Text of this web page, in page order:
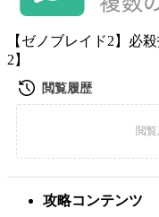
【ゼノブレイド2】必
2】
攻略コンテンツ